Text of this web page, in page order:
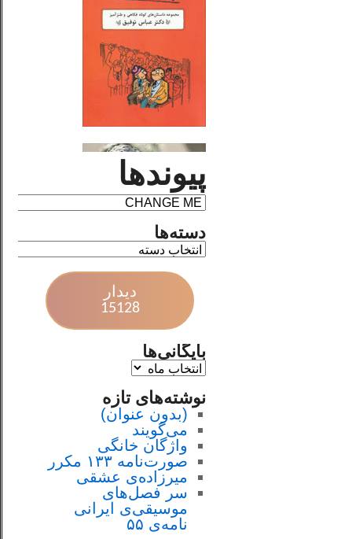
پیوندها
دسته‌ها
دیدار
15128
بایگانی‌ها
نوشته‌های تازه
(بدون عنوان)
می‌گویند
واژگان خانگی
صورت‌نامه ۱۳۳ مکرر
میرزاده‌ی عشقی
سر فصل‌هاى
موسيقى‌ی ايرانى
نامه‌ی ۵۵